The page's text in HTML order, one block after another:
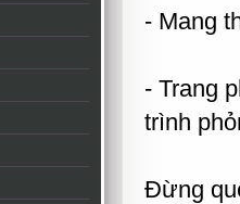
- Mang
- Trang
trình
Đừng